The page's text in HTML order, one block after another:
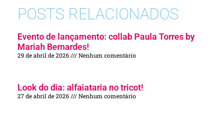
POSTS RELACIONADOS
Evento de lançamento: collab Paula Torres by
Mariah Bernardes!
29 de abril de 2026 Nenhum comentário
Look do dia: alfaiataria no tricot!
27 de abril de 2026 Nenhum comentário